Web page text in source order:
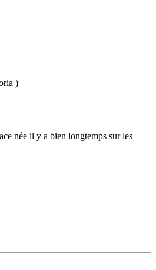
)
née il y a bien longtemps sur les